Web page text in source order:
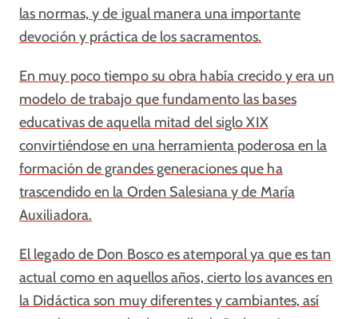
las normas, y de igual manera una importante
devoción y práctica de los sacramentos.
En muy poco tiempo su obra había crecido y era un
modelo de trabajo que fundamento las bases
educativas de aquella mitad del siglo XIX
convirtiéndose en una herramienta poderosa en la
formación de grandes generaciones que ha
trascendido en la Orden Salesiana y de María
Auxiliadora.
El legado de Don Bosco es atemporal ya que es tan
actual como en aquellos años, cierto los avances en
la Didáctica son muy diferentes y cambiantes, así